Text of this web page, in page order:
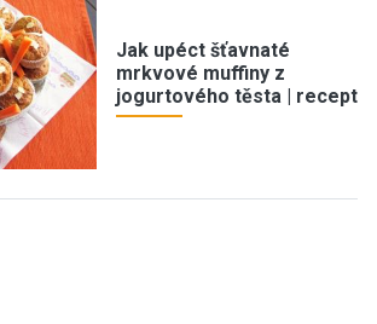
Jak upéct šťavnaté
mrkvové muffiny z
jogurtového těsta | recept